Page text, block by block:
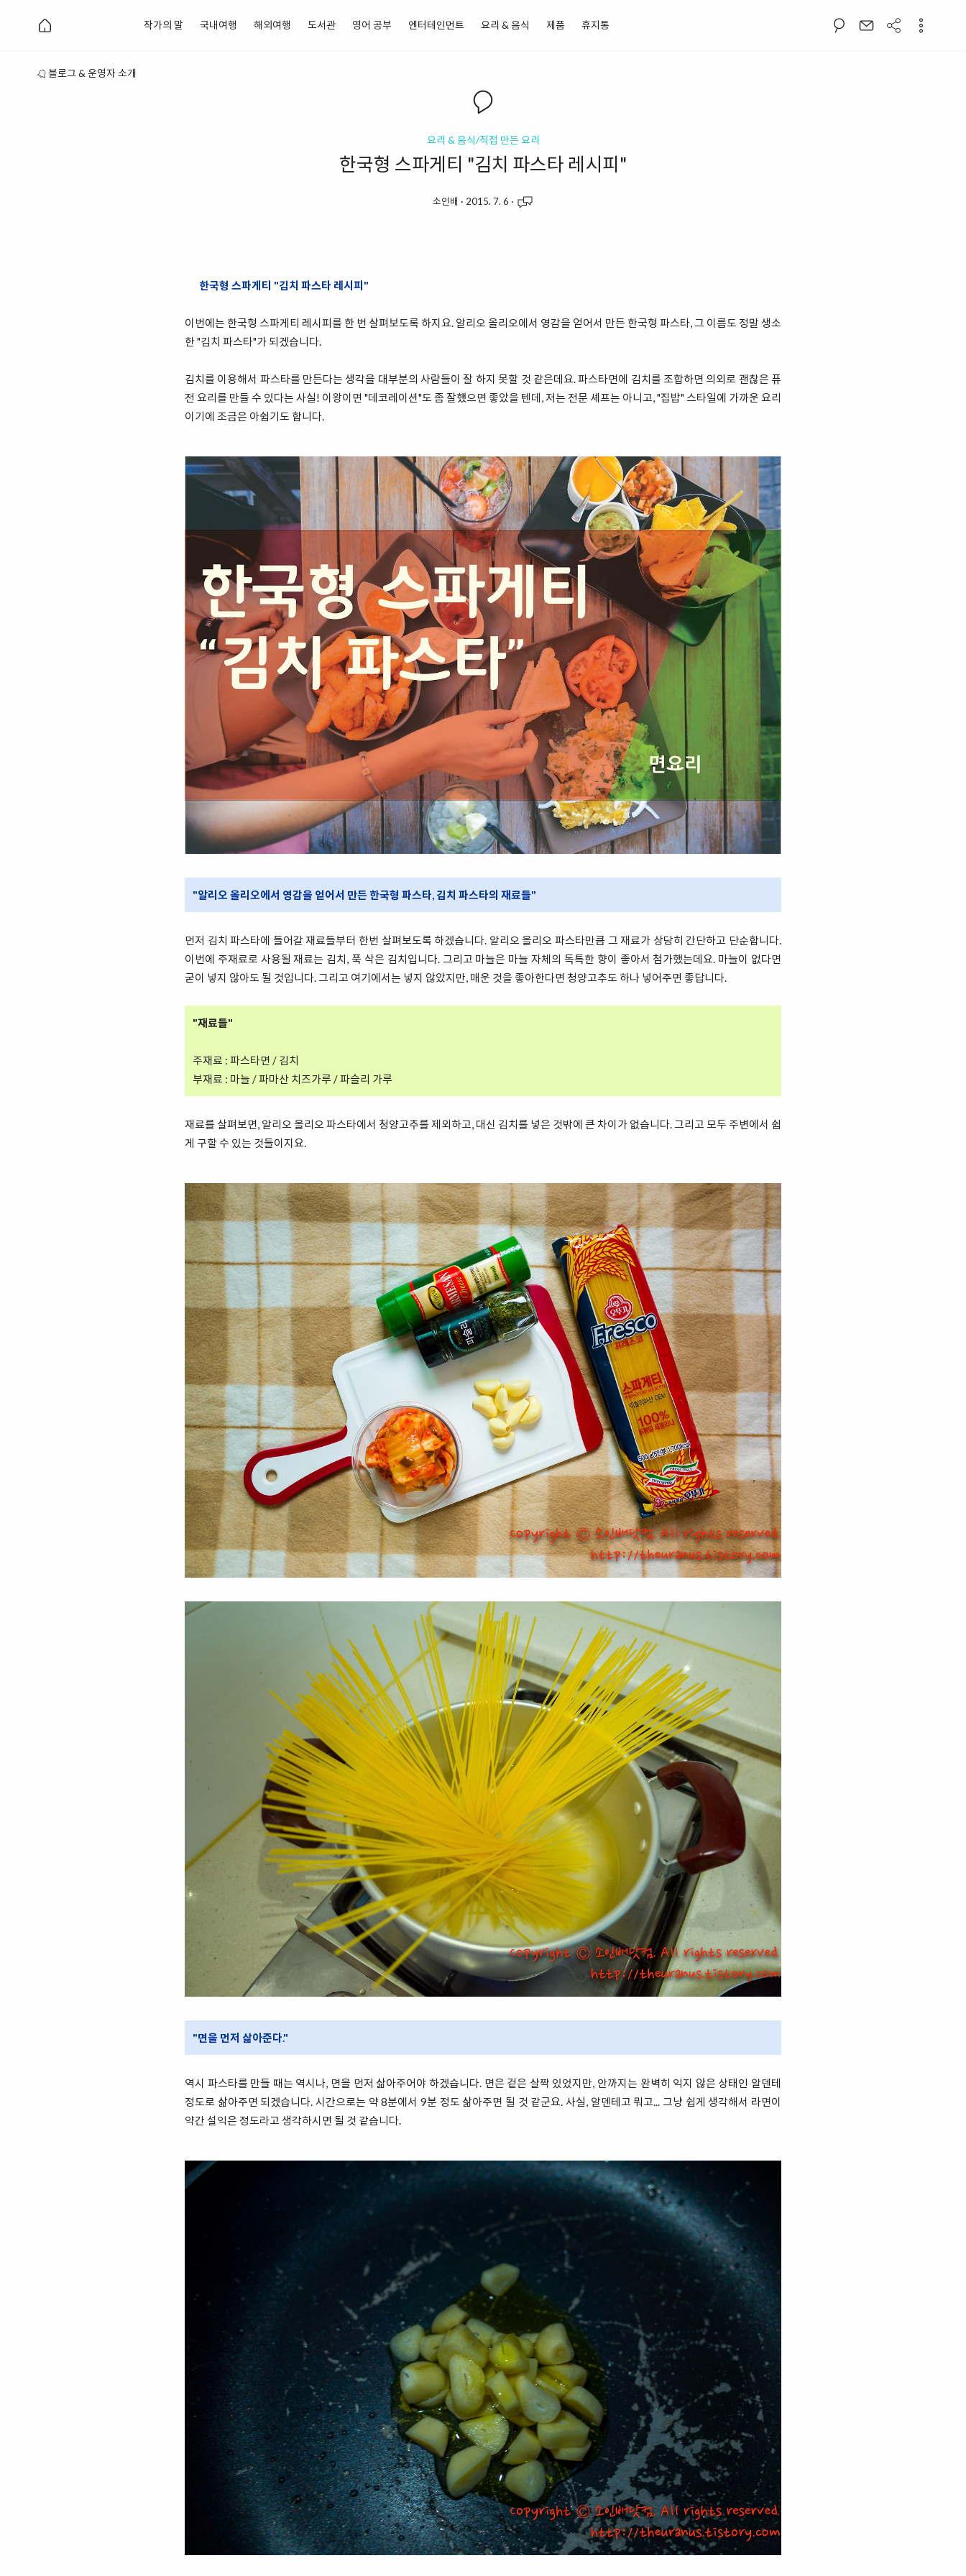
작가의 말 국내여행 해외여행 도서관 영어 공부 엔터테인먼트 요리 & 음식 제품 휴지통
블로그 & 운영자 소개
요리 & 음식/직접 만든 요리
한국형 스파게티 "김치 파스타 레시피"
소인배 · 2015. 7. 6 ·
한국형 스파게티 "김치 파스타 레시피"
이번에는 한국형 스파게티 레시피를 한 번 살펴보도록 하지요. 알리오 올리오에서 영감을 얻어서 만든 한국형 파스타, 그 이름도 정말 생소
한 "김치 파스타"가 되겠습니다.
김치를 이용해서 파스타를 만든다는 생각을 대부분의 사람들이 잘 하지 못할 것 같은데요. 파스타면에 김치를 조합하면 의외로 괜찮은 퓨
전 요리를 만들 수 있다는 사실! 이왕이면 "데코레이션"도 좀 잘했으면 좋았을 텐데, 저는 전문 셰프는 아니고, "집밥" 스타일에 가까운 요리
이기에 조금은 아쉽기도 합니다.
"알리오 올리오에서 영감을 얻어서 만든 한국형 파스타, 김치 파스타의 재료들"
먼저 김치 파스타에 들어갈 재료들부터 한번 살펴보도록 하겠습니다. 알리오 올리오 파스타만큼 그 재료가 상당히 간단하고 단순합니다.
이번에 주재료로 사용될 재료는 김치, 푹 삭은 김치입니다. 그리고 마늘은 마늘 자체의 독특한 향이 좋아서 첨가했는데요. 마늘이 없다면
굳이 넣지 않아도 될 것입니다. 그리고 여기에서는 넣지 않았지만, 매운 것을 좋아한다면 청양고추도 하나 넣어주면 좋답니다.
"재료들"
주재료 : 파스타면 / 김치
부재료 : 마늘 / 파마산 치즈가루 / 파슬리 가루
재료를 살펴보면, 알리오 올리오 파스타에서 청양고추를 제외하고, 대신 김치를 넣은 것밖에 큰 차이가 없습니다. 그리고 모두 주변에서 쉽
게 구할 수 있는 것들이지요.
"면을 먼저 삶아준다."
역시 파스타를 만들 때는 역시나, 면을 먼저 삶아주어야 하겠습니다. 면은 겉은 살짝 있었지만, 안까지는 완벽히 익지 않은 상태인 알덴테
정도로 삶아주면 되겠습니다. 시간으로는 약 8분에서 9분 정도 삶아주면 될 것 같군요. 사실, 알덴테고 뭐고... 그냥 쉽게 생각해서 라면이
약간 설익은 정도라고 생각하시면 될 것 같습니다.